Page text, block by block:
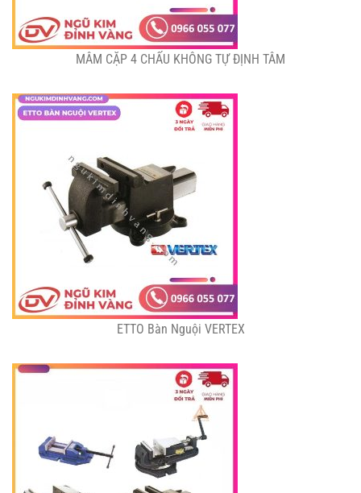
MÂM CẶP 4 CHẤU KHÔNG TỰ ĐỊNH TÂM
ETTO Bàn Nguội VERTEX